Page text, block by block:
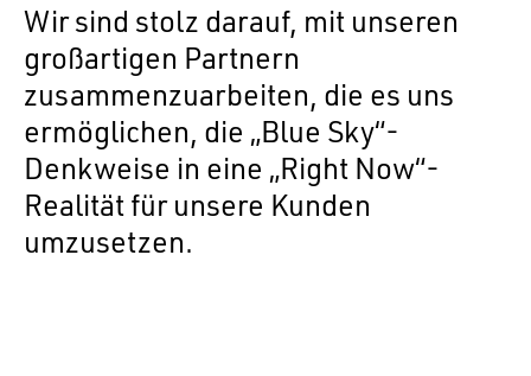
Wir sind stolz darauf, mit unseren
großartigen Partnern
zusammenzuarbeiten, die es uns
ermöglichen, die „Blue Sky“-
Denkweise in eine „Right Now“-
Realität für unsere Kunden
umzusetzen.